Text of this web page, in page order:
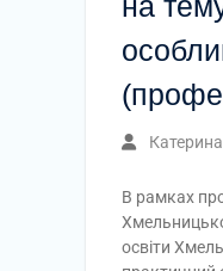
В рамках
освіти